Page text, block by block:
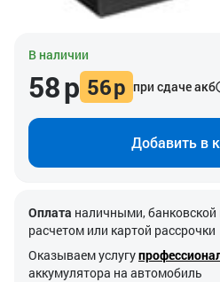
В наличии
58р 56р при сдаче акб
Добавить в
Оплата наличными,
расчетом или картой рассрочки
Оказываем услугу
аккумулятора на автомобиль